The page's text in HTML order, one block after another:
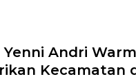
Yenni Andri
Kecamatan